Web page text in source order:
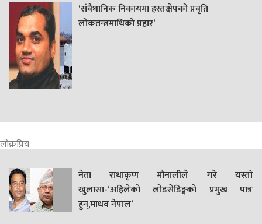
‘संवैधानिक निकायमा हस्तक्षेपको प्रवृति
लोकतन्त्रमाथिको प्रहार’
लोक्रप्रिय
नेता राधाकृण मौनालीले गरे यस्तो
खुलासा-‘अहिलेको लोडसेडिङ्गको प्रमुख पात्र
हुन्,माधव नेपाल’